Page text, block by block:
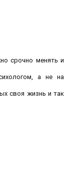
срочно менять и
а не на
своя жизнь и так